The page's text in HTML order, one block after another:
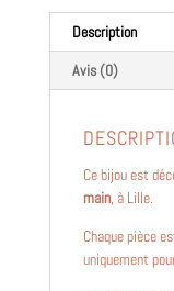
Description
Avis (0)
Ce bijou est
main, à Lille.
Chaque pièce
uniquement